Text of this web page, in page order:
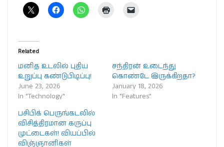
Related
மனித உடலில் புதிய
உறுப்பு கண்டுபிடிப்பு!
June 23, 2026
In "Technology"
சந்திரன் உடைந்து
கொண்டே இருக்கிறதா?
January 18, 2026
In "Features"
பசிபிக் பெருங்கடலில்
விசித்திரமான கருப்பு
முட்டைகள்! வியப்பில்
விஞ்ஞானிகள்